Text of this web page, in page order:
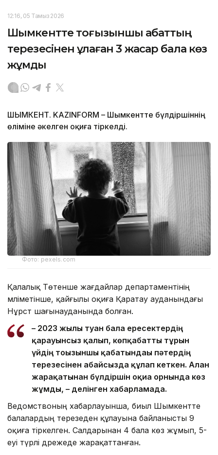
12:16, 05 Тамыз 2026
Шымкентте тоғызыншы қабаттың
терезесінен құлаған 3 жасар бала көз
жұмды
ШЫМКЕНТ. KAZINFORM – Шымкентте бүлдіршіннің
өліміне әкелген оқиға тіркелді.
Фото: pexels.com
Қалалық Төтенше жағдайлар департаментінің
мәліметінше, қайғылы оқиға Қаратау ауданындағы
Нұрсәт шағынауданында болған.
– 2023 жылы туған бала ересектердің
қарауынсыз қалып, көпқабатты тұрғын
үйдің тоғызыншы қабатындағы пәтердің
терезесінен абайсызда құлап кеткен. Алған
жарақатынан бүлдіршін оқиға орнында көз
жұмды, – делінген хабарламада.
Ведомствоның хабарлауынша, биыл Шымкентте
балалардың терезеден құлауына байланысты 9
оқиға тіркелген. Салдарынан 4 бала көз жұмып, 5-
еуі түрлі дәрежеде жарақаттанған.